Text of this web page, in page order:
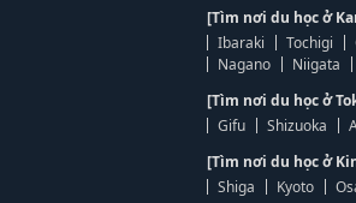
[Tìm nơi du học ở
Ibaraki
Tochigi
Nagano
Niigata
[Tìm nơi du học ở
Gifu
Shizuoka
[Tìm nơi du học ở
Shiga
Kyoto